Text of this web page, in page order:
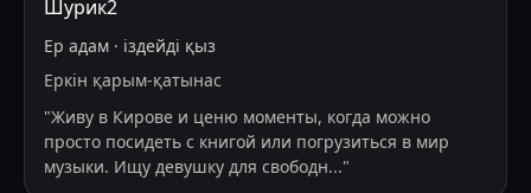
Шурик2
Ер адам · іздейді қыз
Еркін қарым-қатынас
"Живу в Кирове и ценю моменты, когда можно
просто посидеть с книгой или погрузиться в мир
музыки. Ищу девушку для свободн..."